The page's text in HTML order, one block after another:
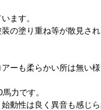
ます。
の塗り重ね等が散見さ
ーも柔らかい所は無い様
力です。
動性は良く異音も感じら